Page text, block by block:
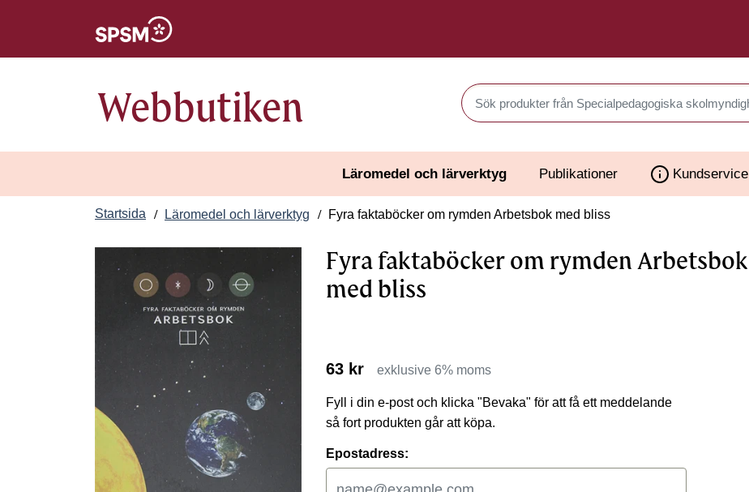
Webbutiken Sök produkter i Webbutiken
Läromedel och lärverktyg Publikationer Kundservice
Startsida Läromedel och lärverktyg Fyra faktaböcker om rymden Arbetsbok med bliss
Fyra faktaböcker om rymden Arbetsbok
med bliss
63 kr exklusive 6% moms
Fyll i din e-post och klicka "Bevaka" för att få ett meddelande
så fort produkten går att köpa.
Epostadress: